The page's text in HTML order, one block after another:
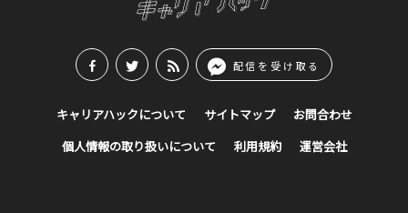
配信を受け取る
キャリアハックについて サイトマップ お問合わせ
個人情報の取り扱いについて 利用規約 運営会社